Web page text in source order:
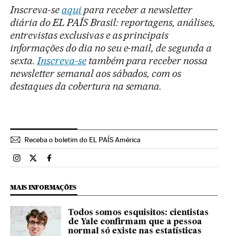
Inscreva-seaquipara receber a newsletter
diária do EL PAÍS Brasil: reportagens, análises,
entrevistas exclusivas e as principais
informações do dia no seu e-mail, de segunda a
sexta. Inscreva-setambém para receber nossa
newsletter semanal aos sábados, com os
destaques da cobertura na semana.
Receba o boletim do EL PAÍS América
Brasil El País Brasil en Instagram
Brasil El País Brasil en Twitter
Brasil El País Brasil en Facebook
MAIS INFORMAÇÕES
Todos somos esquisitos: cientistas
de Yale confirmam que a pessoa
normal só existe nas estatísticas